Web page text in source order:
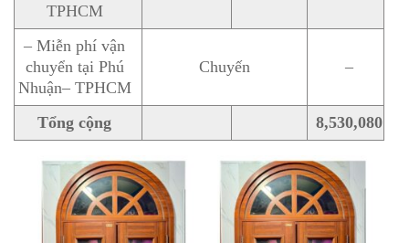
TPHCM
– Miễn phí vận
chuyển tại Phú
Nhuận– TPHCM
Chuyến –
Tổng cộng 8,530,080